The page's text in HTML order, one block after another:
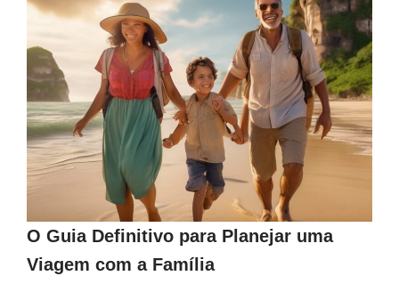
O Guia Definitivo para Planejar uma
Viagem com a Família